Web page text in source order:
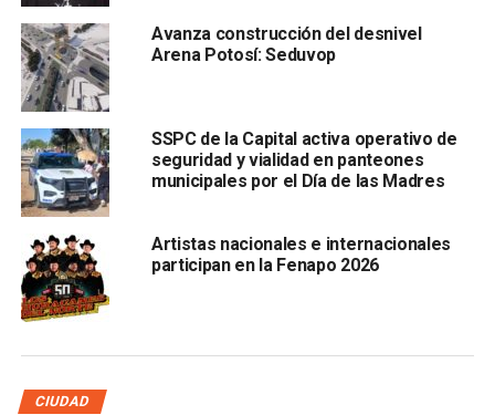
Ortiz Ibáñez precisó que no se contará con un estado de
fuerza especial para la feria, pero los turnos de la tarde
tendrán mayor refuerzo debido al aumento de visitantes.
“Los recorridos son los normales; en la tarde es cuando
se refuerza un poco más”, explicó.
También lee:
SSPCE identifica nuevas tácticas para traficar
armas
ARTÍCULOS RELACIONADOS: FENAPO POLICÍA VIAL
TRÁFICO
SIGUIENTE
NO TE PIERDAS
Avanza construcción del desnivel
Arena Potosí: Seduvop
SSPC de la Capital activa operativo de
seguridad y vialidad en panteones
municipales por el Día de las Madres
Artistas nacionales e internacionales
participan en la Fenapo 2026
CIUDAD